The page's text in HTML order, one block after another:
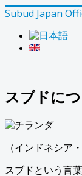
Subud Japan
スブドに
（インドネシア
スブドという言